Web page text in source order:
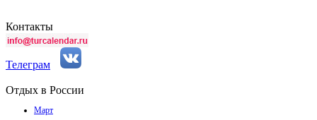
Контакты
Телеграм
Отдых в России
Март